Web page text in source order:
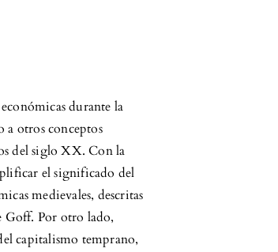
durante la
a otros conceptos
del siglo XX. Con la
el significado del
medievales, descritas
Goff. Por otro lado,
capitalismo temprano,